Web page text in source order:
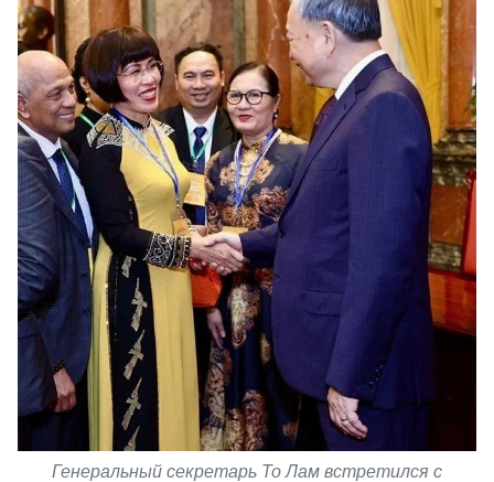
Генеральный секретарь То Лам встретился с